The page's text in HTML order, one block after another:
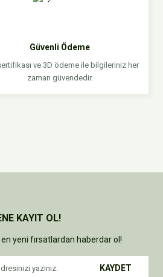
Güvenli Ödeme
ve 3D ödeme ile bilgileriniz her
zaman güvendedir.
KAYIT OL!
yeni fırsatlardan haberdar ol!
KAYDET